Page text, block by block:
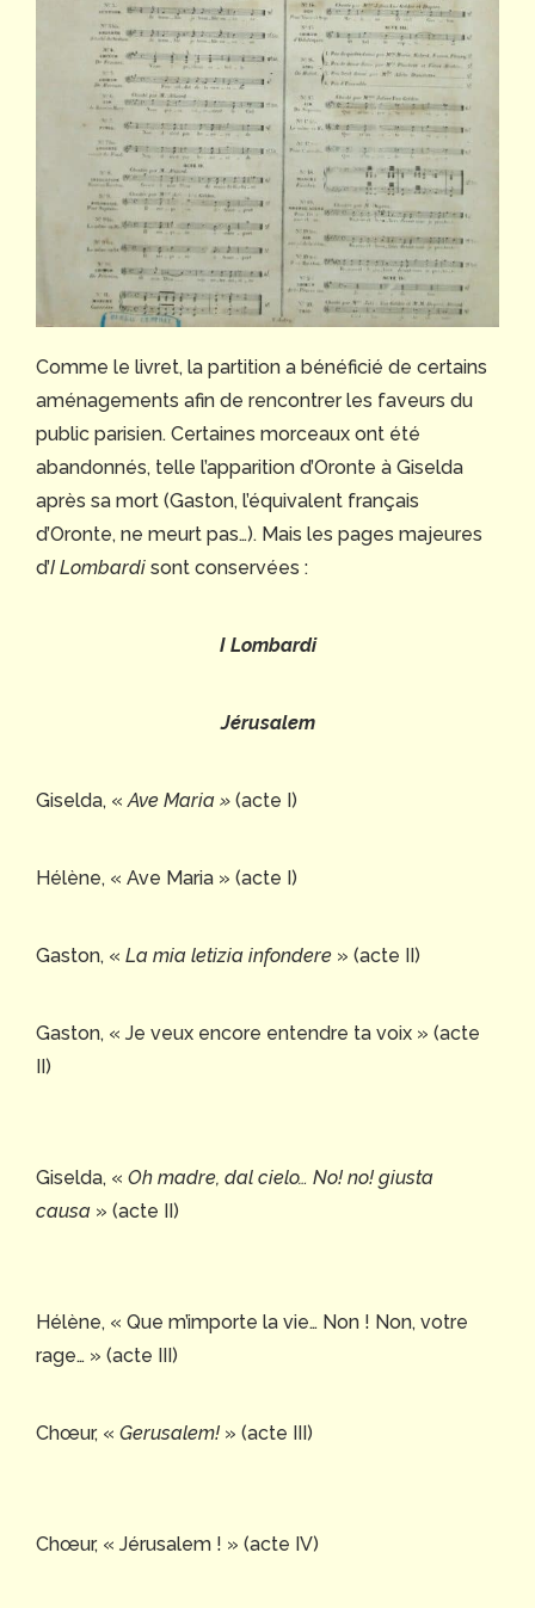
Comme le livret, la partition a bénéficié de certains
aménagements afin de rencontrer les faveurs du
public parisien. Certaines morceaux ont été
abandonnés, telle l’apparition d’Oronte à Giselda
après sa mort (Gaston, l’équivalent français
d’Oronte, ne meurt pas…). Mais les pages majeures
d’I Lombardi sont conservées :
I Lombardi
Jérusalem
Giselda, « Ave Maria » (acte I)
Hélène, « Ave Maria » (acte I)
Gaston, « La mia letizia infondere » (acte II)
Gaston, « Je veux encore entendre ta voix » (acte
II)
Giselda, « Oh madre, dal cielo… No! no! giusta
causa » (acte II)
Hélène, « Que m’importe la vie… Non ! Non, votre
rage… » (acte III)
Chœur, « Gerusalem! » (acte III)
Chœur, « Jérusalem ! » (acte IV)